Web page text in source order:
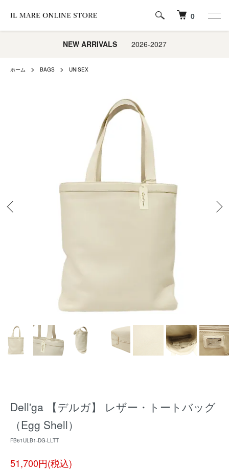
0
NEW ARRIVALS2026-2027
ホーム BAGS UNISEX
Dell'ga 【デルガ】 レザー・トートバッグ
（Egg Shell）
FB61ULB1-DG-LLTT
51,700円(税込)